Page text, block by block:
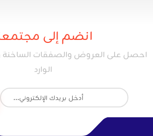
انضم إلى
احصل على العروض والصفقات الساخنة
الوارد